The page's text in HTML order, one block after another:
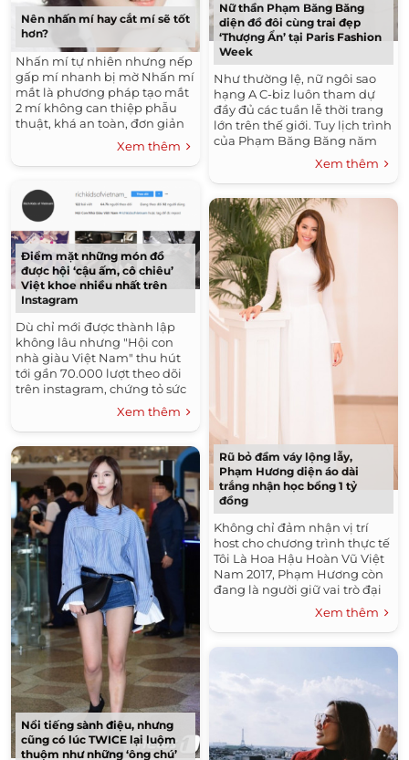
Nên nhấn mí hay cắt mí sẽ tốt
hơn?
Nhấn mí tự nhiên nhưng nếp
gấp mí nhanh bị mờ Nhấn mí
mắt là phương pháp tạo mắt
2 mí không can thiệp phẫu
thuật, khá an toàn, đơn giản
và nhanh chóng. Kỹ thuật
Xem thêm
Điểm mặt những món đồ
được hội ‘cậu ấm, cô chiêu’
Việt khoe nhiều nhất trên
Instagram
Dù chỉ mới được thành lập
không lâu nhưng "Hội con
nhà giàu Việt Nam" thu hút
tới gần 70.000 lượt theo dõi
trên instagram, chứng tỏ sức
hút không hề nhỏ của những
Xem thêm
Nổi tiếng sành điệu, nhưng
cũng có lúc TWICE lại luộm
thuộm như những ‘ông chú’
Nữ thần Phạm Băng Băng
diện đồ đôi cùng trai đẹp
‘Thượng Ẩn’ tại Paris Fashion
Week
Như thường lệ, nữ ngôi sao
hạng A C-biz luôn tham dự
đầy đủ các tuần lễ thời trang
lớn trên thế giới. Tuy lịch trình
của Phạm Băng Băng năm
nay khiến cô không thể đến
Xem thêm
Rũ bỏ đầm váy lộng lẫy,
Phạm Hương diện áo dài
trắng nhận học bổng 1 tỷ
đồng
Không chỉ đảm nhận vị trí
host cho chương trình thực tế
Tôi Là Hoa Hậu Hoàn Vũ Việt
Nam 2017, Phạm Hương còn
đang là người giữ vai trò đại
sứ Nhật ngữ của Hiệp hội
Xem thêm